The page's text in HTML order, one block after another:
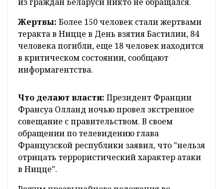
Жертвы: Более 150 человек стали жертвами
теракта в Ницце в День взятия Бастилии, 84
человека погибли, еще 18 человек находится
в критическом состоянии, сообщают
информагентства.
Что делают власти: Президент Франции
Франсуа Олланд ночью провел экстренное
совещание с правительством. В своем
обращении по телевидению глава
Французской республики заявил, что "нельзя
отрицать террористический характер атаки
в Ницце".